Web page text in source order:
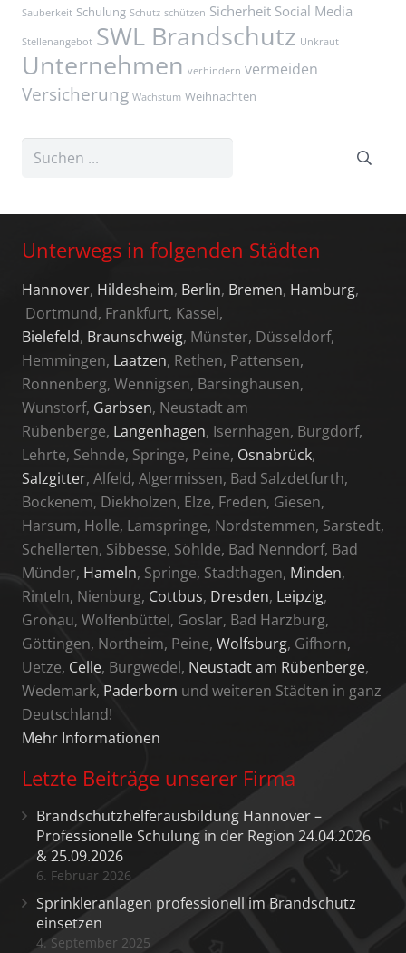
Sauberkeit Schulung Schutz schützen Sicherheit Social Media
Stellenangebot SWL Brandschutz Unkraut
Unternehmen verhindern vermeiden
Versicherung Wachstum Weihnachten
Unterwegs in folgenden Städten
Hannover, Hildesheim, Berlin, Bremen, Hamburg,
Dortmund, Frankfurt, Kassel,
Bielefeld, Braunschweig, Münster, Düsseldorf,
Hemmingen, Laatzen, Rethen, Pattensen,
Ronnenberg, Wennigsen, Barsinghausen,
Wunstorf, Garbsen, Neustadt am
Rübenberge, Langenhagen, Isernhagen, Burgdorf,
Lehrte, Sehnde, Springe, Peine, Osnabrück,
Salzgitter, Alfeld, Algermissen, Bad Salzdetfurth,
Bockenem, Diekholzen, Elze, Freden, Giesen,
Harsum, Holle, Lamspringe, Nordstemmen, Sarstedt,
Schellerten, Sibbesse, Söhlde, Bad Nenndorf, Bad
Münder, Hameln, Springe, Stadthagen, Minden,
Rinteln, Nienburg, Cottbus, Dresden, Leipzig,
Gronau, Wolfenbüttel, Goslar, Bad Harzburg,
Göttingen, Northeim, Peine, Wolfsburg, Gifhorn,
Uetze, Celle, Burgwedel, Neustadt am Rübenberge,
Wedemark, Paderborn und weiteren Städten in ganz
Deutschland!
Mehr Informationen
Letzte Beiträge unserer Firma
Brandschutzhelferausbildung Hannover –
Professionelle Schulung in der Region 24.04.2026
& 25.09.2026
6. Februar 2026
Sprinkleranlagen professionell im Brandschutz
einsetzen
4. September 2025